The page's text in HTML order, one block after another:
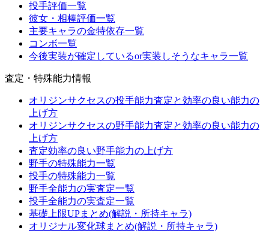
投手評価一覧
彼女・相棒評価一覧
主要キャラの金特依存一覧
コンボ一覧
今後実装が確定しているor実装しそうなキャラ一覧
査定・特殊能力情報
オリジンサクセスの投手能力査定と効率の良い能力の
上げ方
オリジンサクセスの野手能力査定と効率の良い能力の
上げ方
査定効率の良い野手能力の上げ方
野手の特殊能力一覧
投手の特殊能力一覧
野手全能力の実査定一覧
投手全能力の実査定一覧
基礎上限UPまとめ(解説・所持キャラ)
オリジナル変化球まとめ(解説・所持キャラ)